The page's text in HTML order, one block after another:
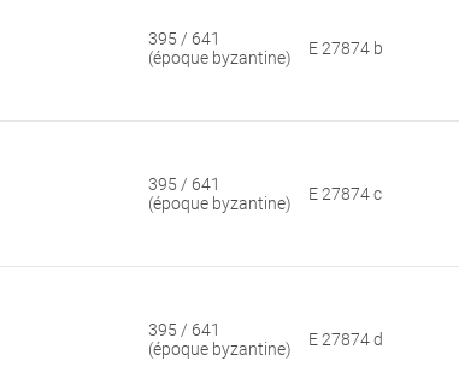
395 / 641
(époque byzantine)
E 27874 b
395 / 641
(époque byzantine)
E 27874 c
395 / 641
(époque byzantine)
E 27874 d